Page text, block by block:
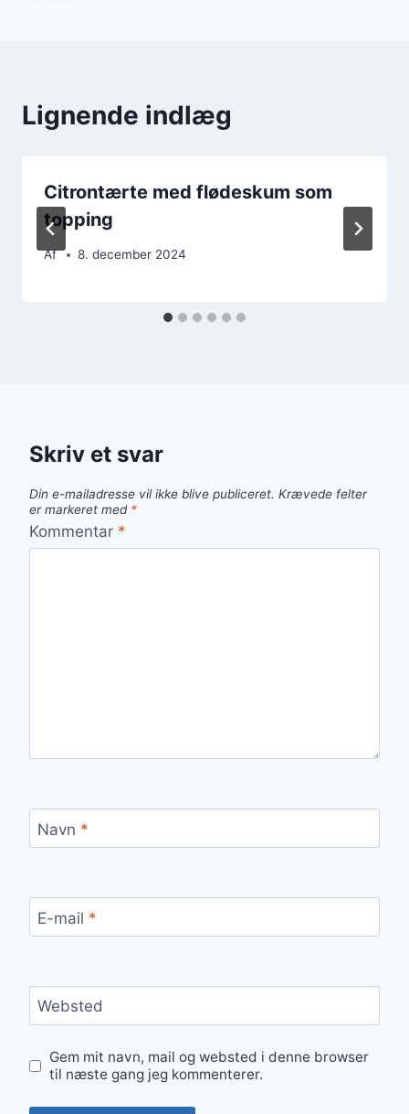
Lignende indlæg
Citrontærte med flødeskum som
topping
Af 8. december 2024
Skriv et svar
Din e-mailadresse vil ikke blive publiceret. Krævede felter
er markeret med *
Kommentar *
Navn *
E-mail *
Websted
Gem mit navn, mail og websted i denne browser
til næste gang jeg kommenterer.